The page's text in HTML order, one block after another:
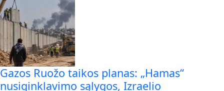
Gazos Ruožo taikos planas: „Hamas“
nusiginklavimo sąlygos, Izraelio